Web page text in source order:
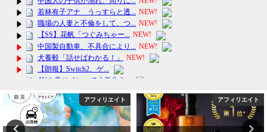
アフィリエイト 芸能・エンタメ